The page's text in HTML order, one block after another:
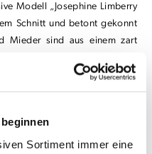
Sortiment immer eine
Modell „Josephine Limberry
Schnitt und betont gekonnt
Mieder sind aus einem zart
am Herzausschnitt in
Knöpfe in Perlmuttoptik